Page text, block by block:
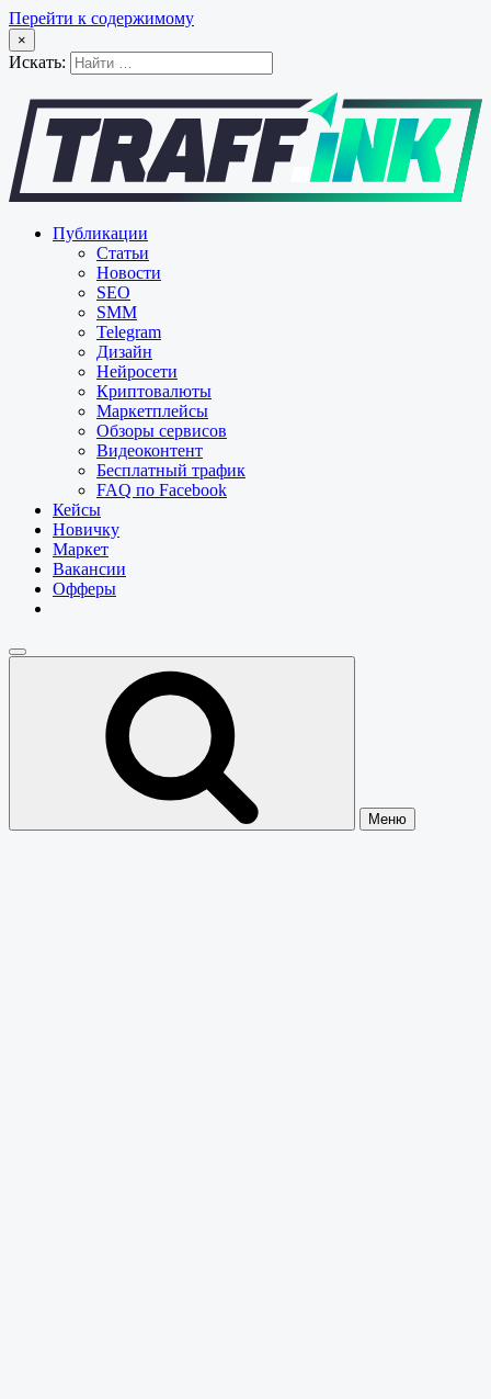
Перейти к содержимому
×
Искать:
Публикации
Статьи
Новости
SEO
SMM
Telegram
Дизайн
Нейросети
Криптовалюты
Маркетплейсы
Обзоры сервисов
Видеоконтент
Бесплатный трафик
FAQ по Facebook
Кейсы
Новичку
Маркет
Вакансии
Офферы
Меню